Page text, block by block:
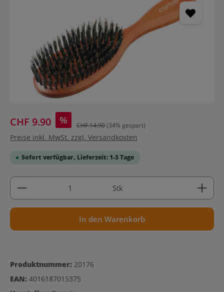
CHF 9.90 % CHF 14.90(34% gespart)
Preise inkl. MwSt. zzgl. Versandkosten
Sofort verfügbar, Lieferzeit: 1-3 Tage
Produkt Anzahl: Gib den gewünschten Wert ein
Stk
In den Warenkorb
Produktnummer: 20176
EAN: 4016187015375